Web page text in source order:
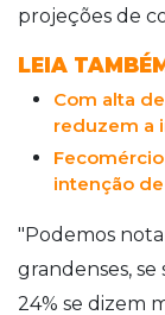
projeções de
LEIA
Com alta
reduzem a
intenção
"Podemos
grandenses,
24% se dizem